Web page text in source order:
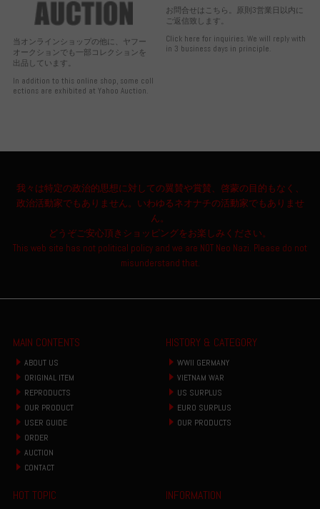
当オンラインショップの他に、ヤフー
オークションでも一部コレクションを
出品しています。
In addition to this online shop, some coll
ections are exhibited at Yahoo Auction.
お問合せはこちら。原則3営業日以内に
ご返信致します。
Click here for inquiries. We will reply with
in 3 business days in principle.
我々は特定の政治的思想に対しての翼賛や賞賛、啓蒙の目的もなく、
政治活動家でもありません。いわゆるネオナチの活動家でもありませ
ん。
どうぞご安心頂きショッピングをお楽しみください。
This web site has not political policy and we are NOT Neo Nazi. Please do not
misunderstand that.
MAIN CONTENTS
ABOUT US
ORIGINAL ITEM
REPRODUCTS
OUR PRODUCT
USER GUIDE
ORDER
AUCTION
CONTACT
HISTORY & CATEGORY
WWII GERMANY
VIETNAM WAR
US SURPLUS
EURO SURPLUS
OUR PRODUCTS
HOT TOPIC INFORMATION